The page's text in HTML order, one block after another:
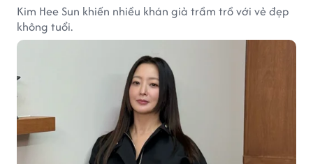
Kim Hee Sun khiến nhiều khán giả trầm trồ với vẻ đẹp
không tuổi.